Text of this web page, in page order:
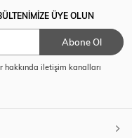
ÜYE OLUN
Abone Ol
hakkında iletişim kanalları